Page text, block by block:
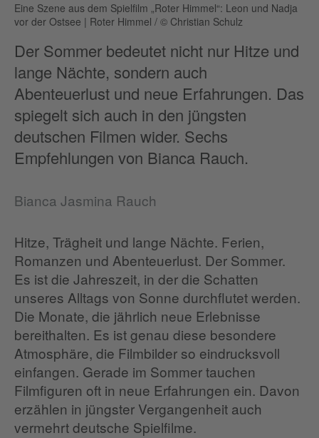
Eine Szene aus dem Spielfilm „Roter Himmel“: Leon und Nadja
vor der Ostsee | Roter Himmel / © Christian Schulz
Der Sommer bedeutet nicht nur Hitze und
lange Nächte, sondern auch
Abenteuerlust und neue Erfahrungen. Das
spiegelt sich auch in den jüngsten
deutschen Filmen wider. Sechs
Empfehlungen von Bianca Rauch.
Bianca Jasmina Rauch
Hitze, Trägheit und lange Nächte. Ferien,
Romanzen und Abenteuerlust. Der Sommer.
Es ist die Jahreszeit, in der die Schatten
unseres Alltags von Sonne durchflutet werden.
Die Monate, die jährlich neue Erlebnisse
bereithalten. Es ist genau diese besondere
Atmosphäre, die Filmbilder so eindrucksvoll
einfangen. Gerade im Sommer tauchen
Filmfiguren oft in neue Erfahrungen ein. Davon
erzählen in jüngster Vergangenheit auch
vermehrt deutsche Spielfilme.